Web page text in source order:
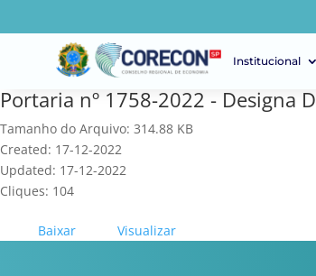
Institucional
Portaria nº 1758-2022 - Designa
Tamanho do Arquivo: 314.88 KB
Created: 17-12-2022
Updated: 17-12-2022
Cliques: 104
Baixar Visualizar